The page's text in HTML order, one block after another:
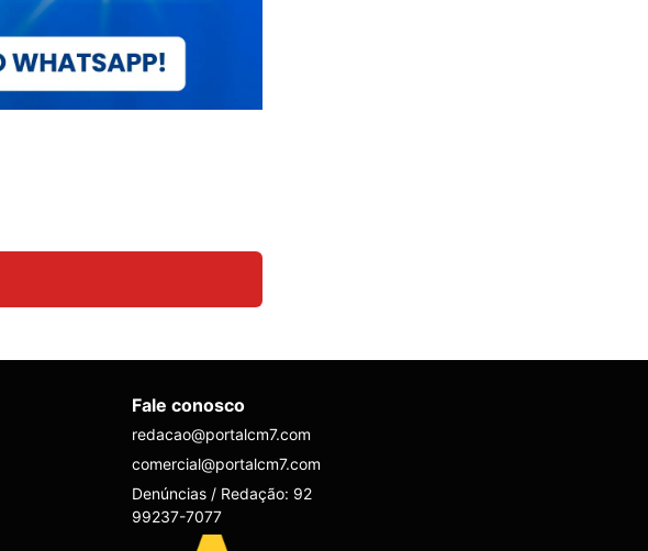
Fale conosco
redacao@portalcm7.com
comercial@portalcm7.com
Denúncias / Redação: 92
99237-7077